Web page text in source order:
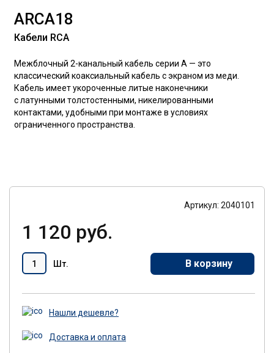
ARCA18
Кабели RCA
Межблочный 2-канальный кабель серии A — это
классический коаксиальный кабель с экраном из меди.
Кабель имеет укороченные литые наконечники
с латунными толстостенными, никелированными
контактами, удобными при монтаже в условиях
ограниченного пространства.
Артикул: 2040101
1 120 руб.
Шт. В корзину
Нашли дешевле?
Доставка и оплата